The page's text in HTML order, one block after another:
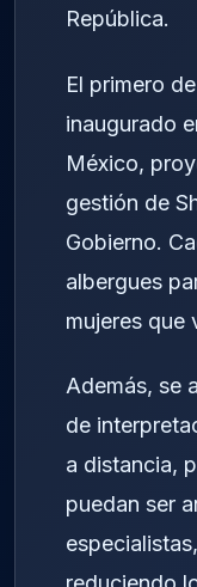
República.
El primero
inaugurado
México,
gestión de
Gobierno.
albergues
mujeres que
Además, se
de
a distancia,
puedan ser